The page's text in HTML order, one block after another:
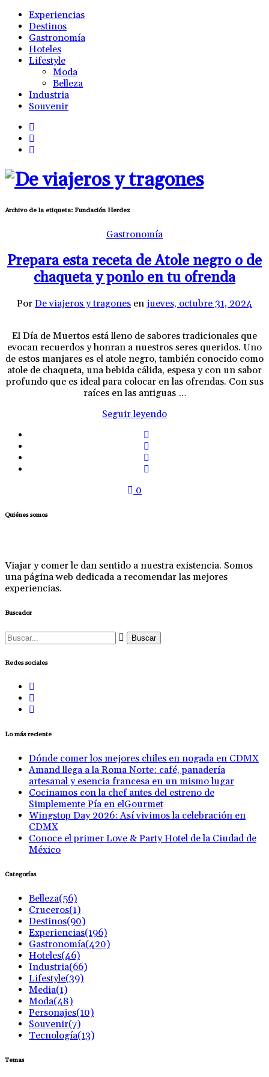
Experiencias
Destinos
Gastronomía
Hoteles
Lifestyle
Moda
Belleza
Industria
Souvenir
Archivo de la etiqueta: Fundación Herdez
Gastronomía
Prepara esta receta de Atole negro o de
chaqueta y ponlo en tu ofrenda
Por De viajeros y tragones en jueves, octubre 31, 2024
El Día de Muertos está lleno de sabores tradicionales que
evocan recuerdos y honran a nuestros seres queridos. Uno
de estos manjares es el atole negro, también conocido como
atole de chaqueta, una bebida cálida, espesa y con un sabor
profundo que es ideal para colocar en las ofrendas. Con sus
raíces en las antiguas …
Seguir leyendo
0
Quiénes somos
Viajar y comer le dan sentido a nuestra existencia. Somos
una página web dedicada a recomendar las mejores
experiencias.
Buscador
Buscar:
Redes sociales
Lo más reciente
Dónde comer los mejores chiles en nogada en CDMX
Amand llega a la Roma Norte: café, panadería
artesanal y esencia francesa en un mismo lugar
Cocinamos con la chef antes del estreno de
Simplemente Pía en elGourmet
Wingstop Day 2026: Así vivimos la celebración en
CDMX
Conoce el primer Love & Party Hotel de la Ciudad de
México
Categorías
Belleza(56)
Cruceros(1)
Destinos(90)
Experiencias(196)
Gastronomía(420)
Hoteles(46)
Industria(66)
Lifestyle(39)
Media(1)
Moda(48)
Personajes(10)
Souvenir(7)
Tecnología(13)
Temas